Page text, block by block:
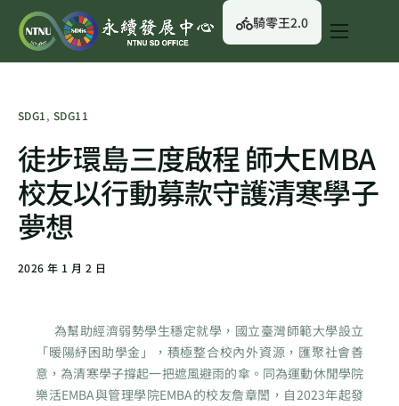
關於我們
永續資訊
校園綠生活
English
騎零王2.0
SDG1, SDG11
徒步環島三度啟程 師大EMBA
校友以行動募款守護清寒學子
夢想
2026 年 1 月 2 日
為幫助經濟弱勢學生穩定就學，國立臺灣師範大學設立
「暖陽紓困助學金」，積極整合校內外資源，匯聚社會善
意，為清寒學子撐起一把遮風避雨的傘。同為運動休閒學院
樂活EMBA與管理學院EMBA的校友詹章誾，自2023年起發